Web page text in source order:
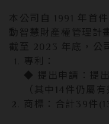
本公司自 1991 年首
動智慧財產權管理計
截至 2023 年底，公
專利：
◆ 提出申請：提
（其中14件仍屬有
商標：合計39件